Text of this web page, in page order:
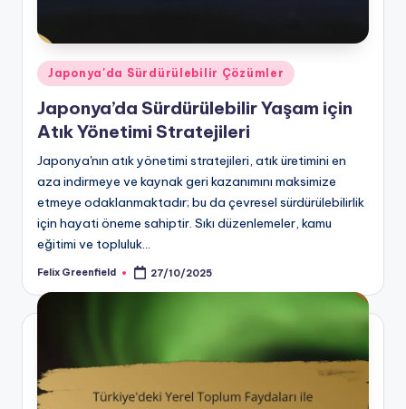
Posted
in
Japonya'da Sürdürülebilir Çözümler
Japonya’da Sürdürülebilir Yaşam için
Atık Yönetimi Stratejileri
Japonya'nın atık yönetimi stratejileri, atık üretimini en
aza indirmeye ve kaynak geri kazanımını maksimize
etmeye odaklanmaktadır; bu da çevresel sürdürülebilirlik
için hayati öneme sahiptir. Sıkı düzenlemeler, kamu
eğitimi ve topluluk…
Posted
Felix Greenfield 27/10/2025